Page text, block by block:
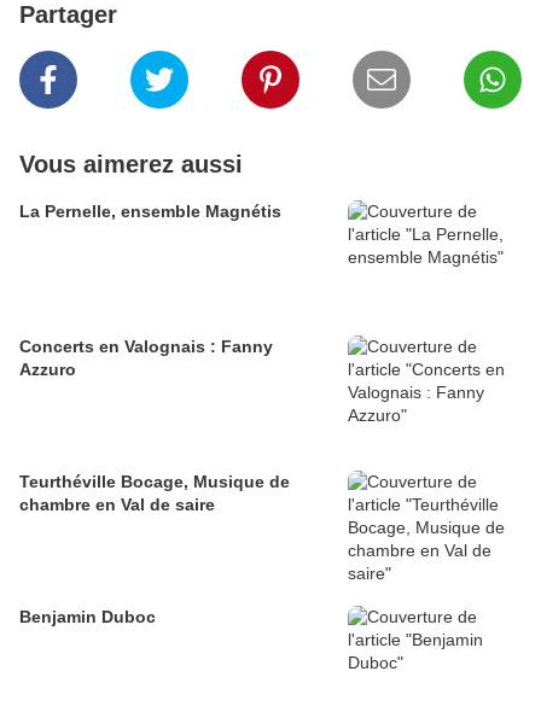
Partager
Vous aimerez aussi
La Pernelle, ensemble Magnétis
Concerts en Valognais : Fanny
Azzuro
Teurthéville Bocage, Musique de
chambre en Val de saire
Benjamin Duboc